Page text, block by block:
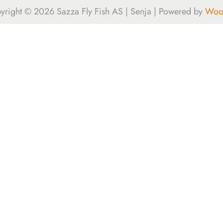
© 2026 Sazza Fly Fish AS | Senja | Powered by